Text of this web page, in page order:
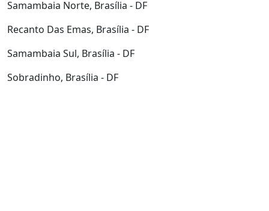
Samambaia Norte, Brasília - DF
Recanto Das Emas, Brasília - DF
Samambaia Sul, Brasília - DF
Sobradinho, Brasília - DF